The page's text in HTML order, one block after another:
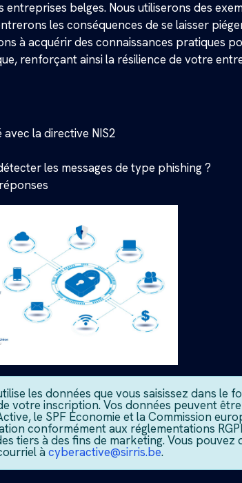
entreprises belges. Nous utiliserons des
les conséquences de se laisser
à acquérir des connaissances pratiques
renforçant ainsi la résilience de votre
la directive NIS2
les messages de type phishing ?
les données que vous saisissez dans le
votre inscription. Vos données peuvent
le SPF Economie et la Commission
conformément aux réglementations
tiers à des fins de marketing. Vous
à cyberactive@sirris.be.